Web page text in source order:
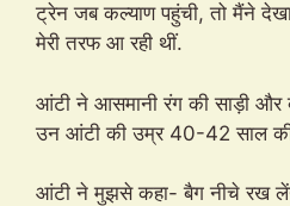
ट्रेन जब कल्याण पहुंची, तो मैंने
मेरी तरफ आ रही थीं.
आंटी ने आसमानी रंग की साड़ी और
उन आंटी की उम्र 40-42 साल की
आंटी ने मुझसे कहा- बैग नीचे रख